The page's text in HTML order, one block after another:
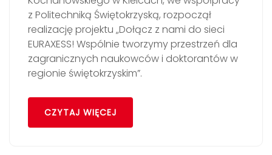
z Politechniką Świętokrzyską, rozpoczął
realizację projektu „Dołącz z nami do sieci
EURAXESS! Wspólnie tworzymy przestrzeń dla
zagranicznych naukowców i doktorantów w
regionie świętokrzyskim”.
CZYTAJ WIĘCEJ